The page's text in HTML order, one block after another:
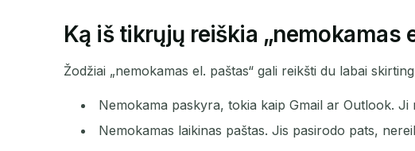
Ką iš tikrųjų reiškia „nemokamas
Žodžiai „nemokamas el. paštas“ gali reikšti du labai
Nemokama paskyra, tokia kaip Gmail ar Outlook.
Nemokamas laikinas paštas. Jis pasirodo pats,